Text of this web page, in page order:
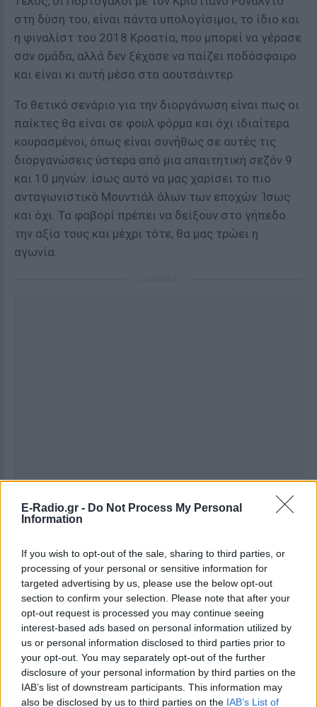
E-Radio.gr - Do Not Process My Personal
Information
If you wish to opt-out of the sale, sharing to third parties, or
processing of your personal or sensitive information for
targeted advertising by us, please use the below opt-out
section to confirm your selection. Please note that after your
opt-out request is processed you may continue seeing
interest-based ads based on personal information utilized by
us or personal information disclosed to third parties prior to
your opt-out. You may separately opt-out of the further
disclosure of your personal information by third parties on the
IAB’s list of downstream participants. This information may
also be disclosed by us to third parties on the IAB’s List of
στη δύση του, είναι πάντα υπολογίσιμοι, το ίδιο και
η φιναλίστ του 2018 Κροατία, που μπορεί να γέρασε
σαν ομάδα, αλλά δεν ξέχασε να παίζει ποδόσφαιρο
και είναι κι αυτή μέσα στα αουτσάιντερ.
Το θετικό σενάριο για την διοργάνωση είναι πως οι
παίκτες θα είναι σε φουλ φόρμα και όχι ιδιαίτερα
κουρασμένοι, όπως είναι συνήθως σε αυτές τις
διοργανώσεις ύστερα από μια απαιτητική σεζόν 9
και 10 μηνών. ίσως αυτό να μας χαρίσει το πιο
ανταγωνιστικό Μουντιάλ όλων των εποχών. Ίσως
και όχι. Τα φαβορί πρέπει να δείξουν στο γήπεδο
την αξία τους και μέχρι τότε, θα μας τρώει η
αγωνία.
Ακολουθήστε το E-Radio.gr στοGoogle News
και μάθετε πρώτοιτα πιο hot νέα.
Εσύ μπήκες στο E-Daily.gr; Τα νέα της ημέρας
και ότι σου κάνει κλικ!
Ακολουθήστε το E-Radio.gr και στο Instagram